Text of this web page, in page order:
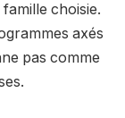
choisie.
axés
pas comme